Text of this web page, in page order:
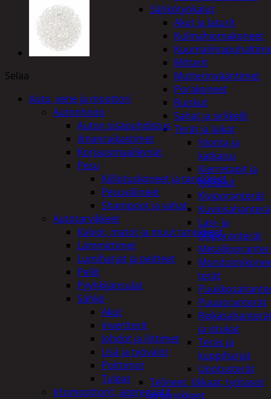
Sähkötyökalut
Akut ja laturit
Kulmahiomakoneet
Mittarit
Mutterinvääntimet
Porakoneet
Ruiskut
Sahat ja sirkkelit
Terät ja laikat
Hionta ja
katkaisu
Kierretapit ja
työkalut
Kiviporanterät
Kuviosahanterä
Lasi- ja
tiiliporanterät
terät
Puuporanterät
ja istukat
Teräs ja
kuppiharjat
Upotusterät
Telineet, tikkaat, työtasot
ja tarvikkeet
Selaa
Auto, vene ja moottori
Autonhoito
Auton sisäpuhdistus
ilmanraikastimet
Korjausmaalikynät
Pesu
Kiillotuskoneet ja tarvikkeet
Pesuvälineet
Shampoot ja vahat
Autotarvikkeet
Kalvot, matot ja muut tarvikkeet
Lämmittimet
Lumiharjat ja peitteet
Peilit
Pyyhkijänsulat
Sähkö
Akut
invertterit
Johdot ja liittimet
Lisä ja työvalot
Polttimot
Tulpat
Irtomoottorit, aggregaatit